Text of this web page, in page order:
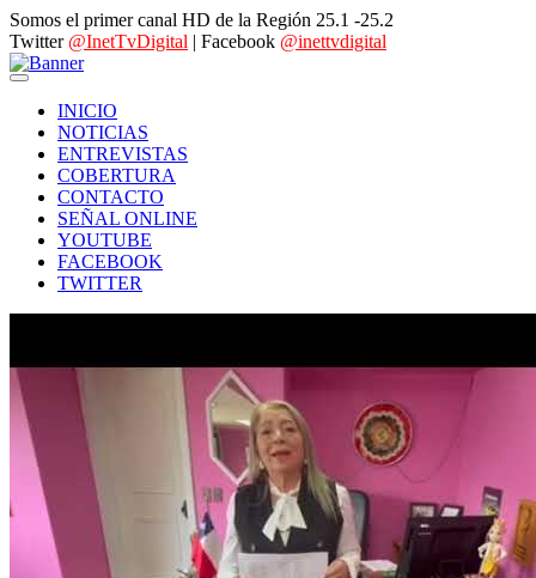
Somos el primer canal HD de la Región 25.1 -25.2
Twitter @InetTvDigital | Facebook @inettvdigital
INICIO
NOTICIAS
ENTREVISTAS
COBERTURA
CONTACTO
SEÑAL ONLINE
YOUTUBE
FACEBOOK
TWITTER